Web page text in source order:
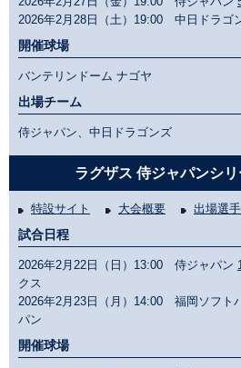
2026年2月28日（土）19:00 中日ドラゴ
開催球場
バンテリンドーム ナゴヤ
出場チーム
侍ジャパン、中日ドラゴンズ
ラグザス 侍ジャパンシ
特設サイト 大会概要 出場選手
試合日程
2026年2月22日（日）13:00 侍ジャパン
クス
2026年2月23日（月）14:00 福岡ソフト
パン
開催球場